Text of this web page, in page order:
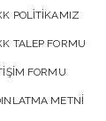
POLİTİKAMIZ
TALEP FORMU
FORMU
METNİ